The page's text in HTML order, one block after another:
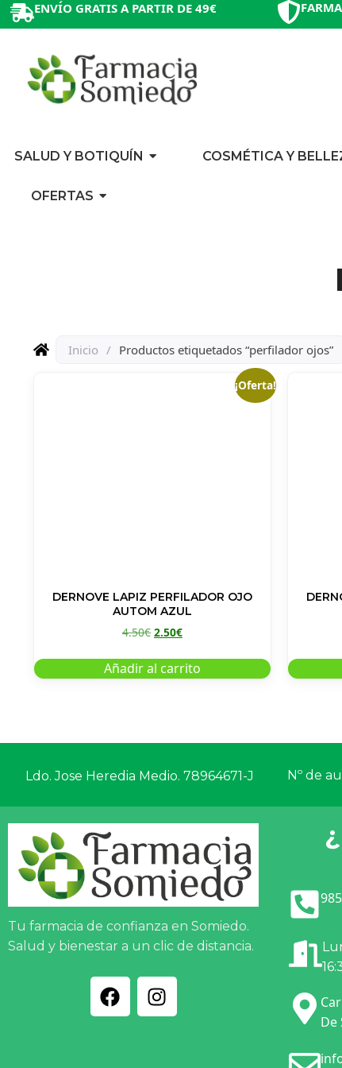
ENVÍO GRATIS A PARTIR DE 49€
SALUD Y BOTIQUÍN COSMÉTICA Y
OFERTAS
Inicio / Productos etiquetados “perfilador ojos”
¡Oferta!
DERNOVE LAPIZ PERFILADOR OJO
AUTOM AZUL
4.50€ 2.50€
Añadir al carrito
Ldo. Jose Heredia Medio. 78964671-J Nº de
Tu farmacia de confianza en Somiedo.
Salud y bienestar a un clic de distancia.
De